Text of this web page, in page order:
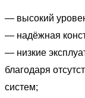
— высокий
— надёжная
— низкие
благодаря
систем;